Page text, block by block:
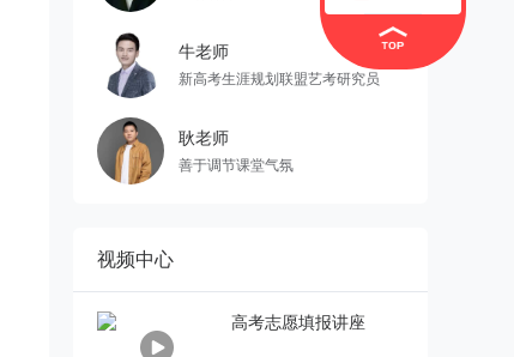
牛老师
新高考生涯规划联盟艺考研究员
耿老师
善于调节课堂气氛
视频中心
高考志愿填报讲座